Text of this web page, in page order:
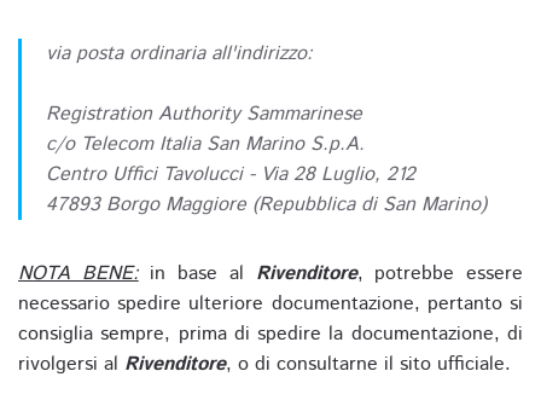
via posta ordinaria all'indirizzo:
Registration Authority Sammarinese
c/o Telecom Italia San Marino S.p.A.
Centro Uffici Tavolucci - Via 28 Luglio, 212
47893 Borgo Maggiore (Repubblica di San Marino)
NOTA BENE:in base al Rivenditore, potrebbe essere
necessario spedire ulteriore documentazione, pertanto si
consiglia sempre, prima di spedire la documentazione, di
rivolgersi al Rivenditore, o di consultarne il sito ufficiale.